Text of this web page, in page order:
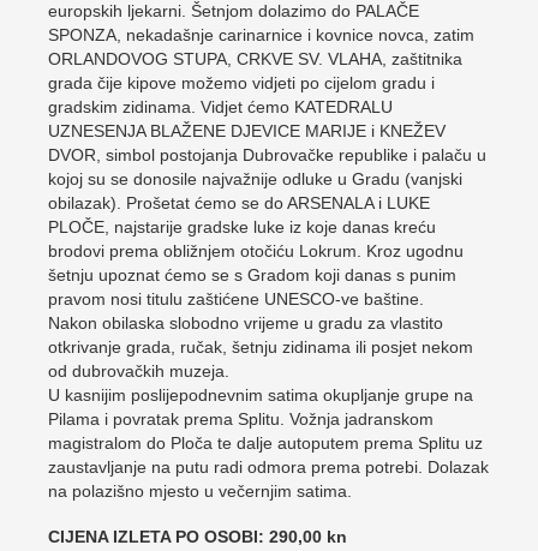
europskih ljekarni. Šetnjom dolazimo do PALAČE
SPONZA, nekadašnje carinarnice i kovnice novca, zatim
ORLANDOVOG STUPA, CRKVE SV. VLAHA, zaštitnika
grada čije kipove možemo vidjeti po cijelom gradu i
gradskim zidinama. Vidjet ćemo KATEDRALU
UZNESENJA BLAŽENE DJEVICE MARIJE i KNEŽEV
DVOR, simbol postojanja Dubrovačke republike i palaču u
kojoj su se donosile najvažnije odluke u Gradu (vanjski
obilazak). Prošetat ćemo se do ARSENALA i LUKE
PLOČE, najstarije gradske luke iz koje danas kreću
brodovi prema obližnjem otočiću Lokrum. Kroz ugodnu
šetnju upoznat ćemo se s Gradom koji danas s punim
pravom nosi titulu zaštićene UNESCO-ve baštine.
Nakon obilaska slobodno vrijeme u gradu za vlastito
otkrivanje grada, ručak, šetnju zidinama ili posjet nekom
od dubrovačkih muzeja.
U kasnijim poslijepodnevnim satima okupljanje grupe na
Pilama i povratak prema Splitu. Vožnja jadranskom
magistralom do Ploča te dalje autoputem prema Splitu uz
zaustavljanje na putu radi odmora prema potrebi. Dolazak
na polazišno mjesto u večernjim satima.
CIJENA IZLETA PO OSOBI: 290,00 kn